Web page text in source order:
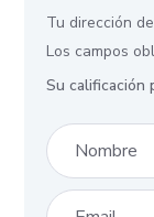
Tu dirección
Los campos
Su calificación